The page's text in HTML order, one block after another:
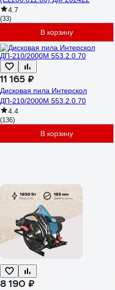
4.7
(33)
В корзину
11 165 ₽
Дисковая пила Интерскол
ДП-210/2000М 553.2.0.70
4.4
(136)
В корзину
8 190 ₽